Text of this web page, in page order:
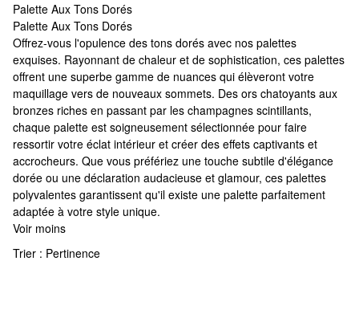
Palette Aux Tons Dorés
Palette Aux Tons Dorés
Palette Aux Tons Dorés
Offrez-vous l'opulence des tons dorés avec nos palettes
exquises. Rayonnant de chaleur et de sophistication, ces palettes
offrent une superbe gamme de nuances qui élèveront votre
maquillage vers de nouveaux sommets. Des ors chatoyants aux
bronzes riches en passant par les champagnes scintillants,
chaque palette est soigneusement sélectionnée pour faire
ressortir votre éclat intérieur et créer des effets captivants et
accrocheurs. Que vous préfériez une touche subtile d'élégance
dorée ou une déclaration audacieuse et glamour, ces palettes
polyvalentes garantissent qu'il existe une palette parfaitement
adaptée à votre style unique.
Voir moins
Trier : Pertinence